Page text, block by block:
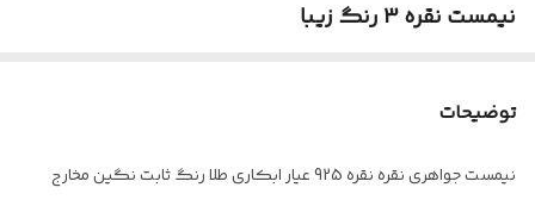
نیمست نقره 3 رنگ زیبا
توضیحات
نیمست جواهری نقره نقره 925 عیار ابکاری طلا رنگ ثابت نگین مخارج